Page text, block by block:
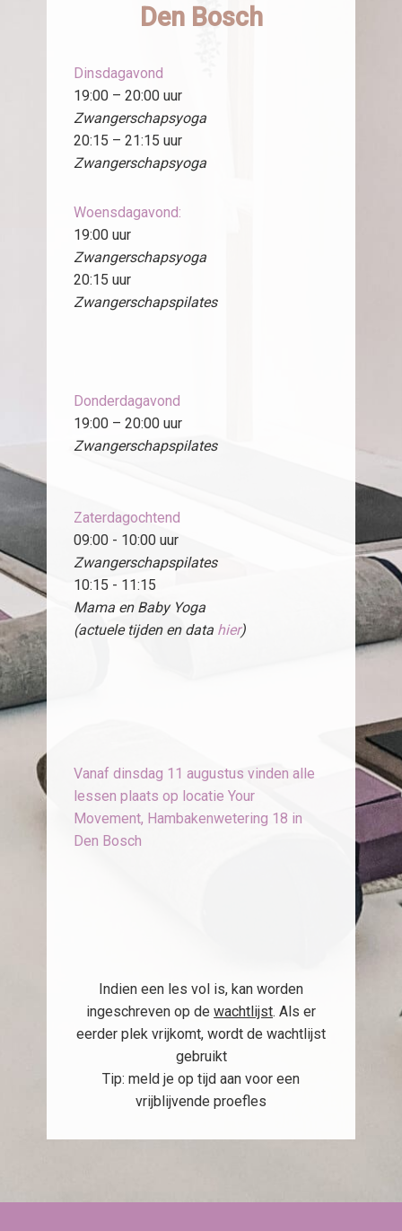
Den Bosch
Dinsdagavond
19:00 – 20:00 uur
Zwangerschapsyoga
20:15 – 21:15 uur
Zwangerschapsyoga
Woensdagavond:
19:00 uur
Zwangerschapsyoga
20:15 uur
Zwangerschapspilates
Donderdagavond
19:00 – 20:00 uur
Zwangerschapspilates
Zaterdagochtend
09:00 - 10:00 uur
Zwangerschapspilates
10:15 - 11:15
Mama en Baby Yoga
(actuele tijden en data hier)
Vanaf dinsdag 11 augustus vinden alle
lessen plaats op locatie Your
Movement, Hambakenwetering 18 in
Den Bosch
Indien een les vol is, kan worden
ingeschreven op de wachtlijst. Als er
eerder plek vrijkomt, wordt de wachtlijst
gebruikt
Tip: meld je op tijd aan voor een
vrijblijvende proefles